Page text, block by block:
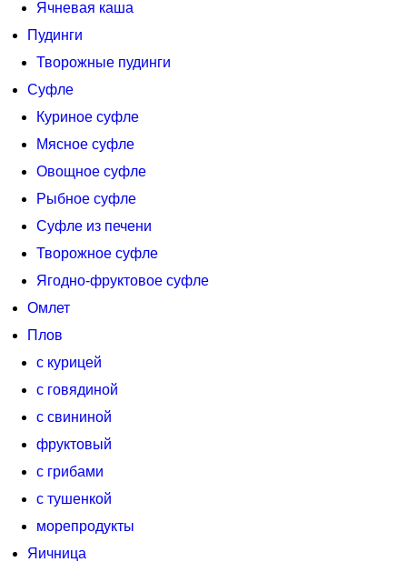
Ячневая каша
Пудинги
Творожные пудинги
Суфле
Куриное суфле
Мясное суфле
Овощное суфле
Рыбное суфле
Суфле из печени
Творожное суфле
Ягодно-фруктовое суфле
Омлет
Плов
с курицей
с говядиной
с свининой
фруктовый
с грибами
с тушенкой
морепродукты
Яичница